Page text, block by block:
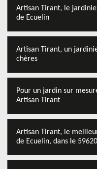
Artisan Tirant, le
de Ecuelin
Artisan Tirant, un
chères
Pour un jardin sur
Artisan Tirant
Artisan Tirant, le
de Ecuelin, dans le 59620